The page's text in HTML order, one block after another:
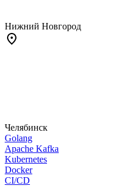
Нижний Новгород
Челябинск
Golang
Apache Kafka
Kubernetes
Docker
CI/CD